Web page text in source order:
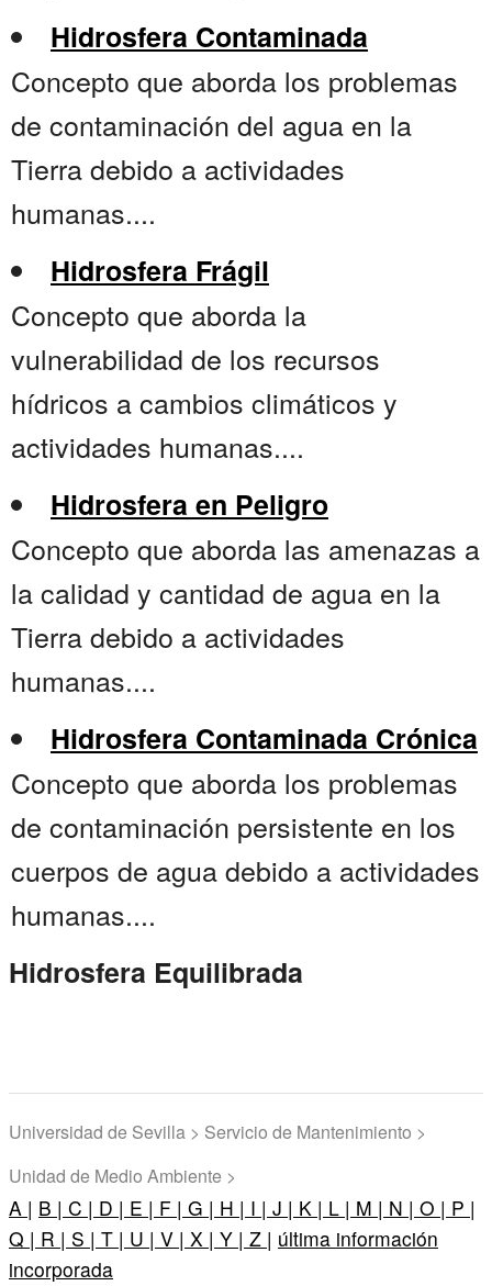
Hidrosfera Contaminada
Concepto que aborda los problemas
de contaminación del agua en la
Tierra debido a actividades
humanas....
Hidrosfera Frágil
Concepto que aborda la
vulnerabilidad de los recursos
hídricos a cambios climáticos y
actividades humanas....
Hidrosfera en Peligro
Concepto que aborda las amenazas a
la calidad y cantidad de agua en la
Tierra debido a actividades
humanas....
Hidrosfera Contaminada Crónica
Concepto que aborda los problemas
de contaminación persistente en los
cuerpos de agua debido a actividades
humanas....
Hidrosfera Equilibrada
Universidad de Sevilla > Servicio de Mantenimiento >
Unidad de Medio Ambiente >
A | B | C | D | E | F | G | H | I | J | K | L | M | N | O | P |
Q | R | S | T | U | V | X | Y | Z | última información
incorporada